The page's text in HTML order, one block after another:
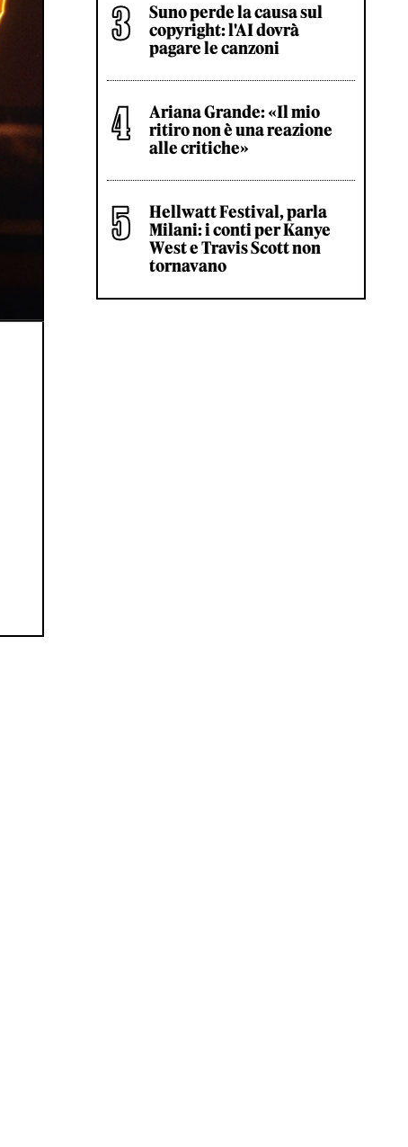
Suno perde la causa sul
copyright: l'AI dovrà
pagare le canzoni
Ariana Grande: «Il mio
ritiro non è una reazione
alle critiche»
Hellwatt Festival, parla
Milani: i conti per Kanye
West e Travis Scott non
tornavano